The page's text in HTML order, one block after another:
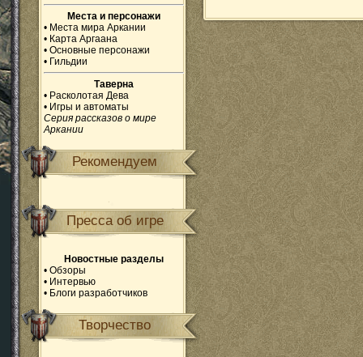
Места и персонажи
• Места мира Аркании
• Карта Аргаана
• Основные персонажи
• Гильдии
Таверна
• Расколотая Дева
• Игры и автоматы
Серия рассказов о мире
Аркании
Рекомендуем
Пресса об игре
Новостные разделы
• Обзоры
• Интервью
• Блоги разработчиков
Творчество